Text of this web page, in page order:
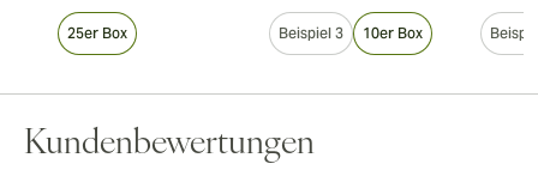
25er Box Beispiel 3 10er Box
Kundenbewertungen